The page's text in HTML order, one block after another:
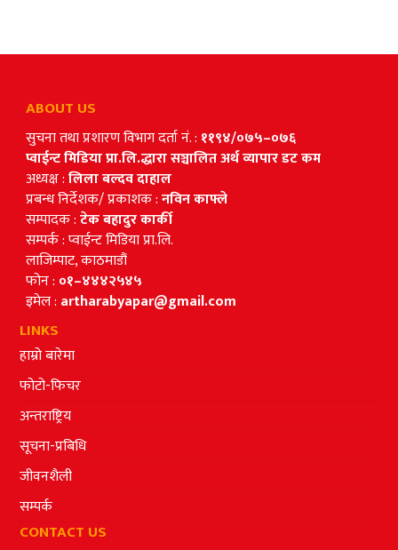
ABOUT US
सुचना तथा प्रशारण विभाग दर्ता नं. : ११९४/०७५–०७६
प्वाईन्ट मिडिया प्रा.लि.द्धारा सञ्चालित अर्थ व्यापार डट कम
अध्यक्ष :लिला बल्दव दाहाल
प्रबन्ध निर्देशक/ प्रकाशक :नविन काफ्ले
सम्पादक :टेक बहादुर कार्की
सम्पर्क : प्वाईन्ट मिडिया प्रा.लि.
लाजिम्पाट, काठमाडौं
फोन : ०१–४४४२५४५
इमेल : artharabyapar@gmail.com
LINKS
हाम्रो बारेमा
फोटो-फिचर
अन्तराष्ट्रिय
सूचना-प्रबिधि
जीवनशैली
सम्पर्क
CONTACT US